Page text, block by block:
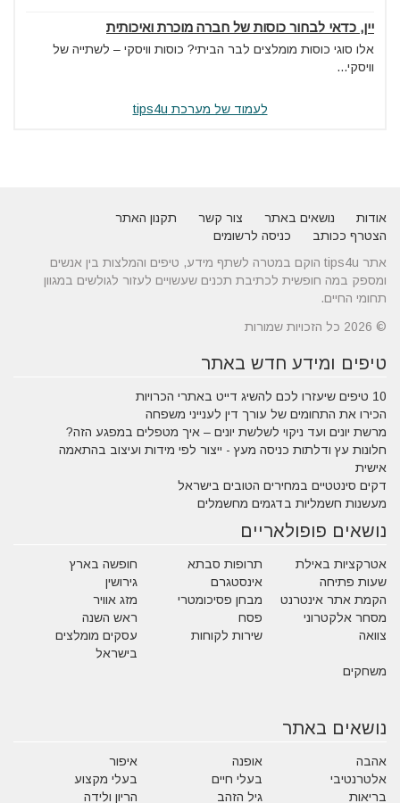
יין, כדאי לבחור כוסות של חברה מוכרת ואיכותית
אלו סוגי כוסות מומלצים לבר הביתי? כוסות וויסקי – לשתייה של
וויסקי...
לעמוד של מערכת tips4u
אודות נושאים באתר צור קשר
תקנון האתר
הצטרף ככותב
כניסה לרשומים
אתר tips4u הוקם במטרה לשתף מידע, טיפים והמלצות בין אנשים
ומספק במה חופשית לכתיבת תכנים שעשויים לעזור לגולשים במגוון
תחומי החיים.
© 2026 כל הזכויות שמורות
טיפים ומידע חדש באתר
10 טיפים שיעזרו לכם להשיג דייט באתרי הכרויות
הכירו את התחומים של עורך דין לענייני משפחה
מרשת יונים ועד ניקוי לשלשת יונים – איך מטפלים במפגע הזה?
חלונות עץ ודלתות כניסה מעץ - ייצור לפי מידות ועיצוב בהתאמה
אישית
דקים סינטטיים במחירים הטובים בישראל
מעשנות חשמליות בדגמים מחשמלים
נושאים פופולאריים
אטרקציות באילת תרופות סבתא
חופשה בארץ
שעות פתיחה
אינסטגרם
גירושין
הקמת אתר אינטרנט
מבחן פסיכומטרי
מזג אוויר
מסחר אלקטרוני
פסח
ראש השנה
צוואה
שירות לקוחות
עסקים מומלצים
בישראל
משחקים
נושאים באתר
אהבה אופנה
איפור
אלטרנטיבי
בעלי חיים
בעלי מקצוע
בריאות
גיל הזהב הריון ולידה